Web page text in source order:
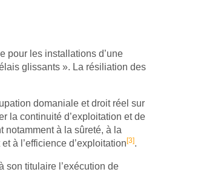
pour les installations d’une
glissants ». La résiliation des
domaniale et droit réel sur
la continuité d’exploitation et de
notamment à la sûreté, à la
à l’efficience d’exploitation[3].
son titulaire l’exécution de